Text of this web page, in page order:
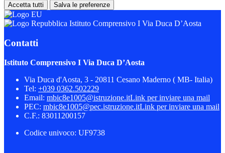
Accetta tutti Salva le preferenze
Istituto Comprensivo I Via Duca D’Aosta
Contatti
Istituto Comprensivo I Via Duca D’Aosta
Via Duca d'Aosta, 3 - 20811 Cesano Maderno ( MB- Italia)
Tel: +039 0362.502229
Email: mbic8e1005@istruzione.itLink per inviare una mail
PEC: mbic8e1005@pec.istruzione.itLink per inviare una mail
C.F.: 83011200157
Codice univoco: UF9738